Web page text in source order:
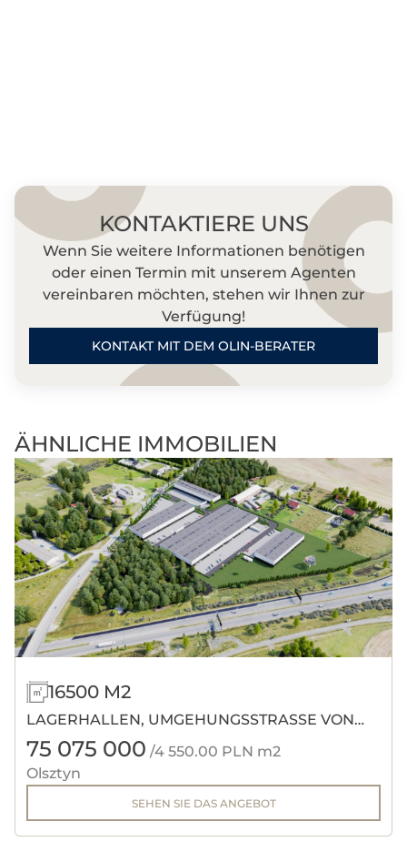
KONTAKTIERE UNS
Wenn Sie weitere Informationen benötigen
oder einen Termin mit unserem Agenten
vereinbaren möchten, stehen wir Ihnen zur
Verfügung!
KONTAKT MIT DEM OLIN-BERATER
ÄHNLICHE IMMOBILIEN
16500 M2
LAGERHALLEN, UMGEHUNGSSTRASSE VON O
LSZTYN.
75 075 000 /4 550.00 PLN m2
Olsztyn
SEHEN SIE DAS ANGEBOT